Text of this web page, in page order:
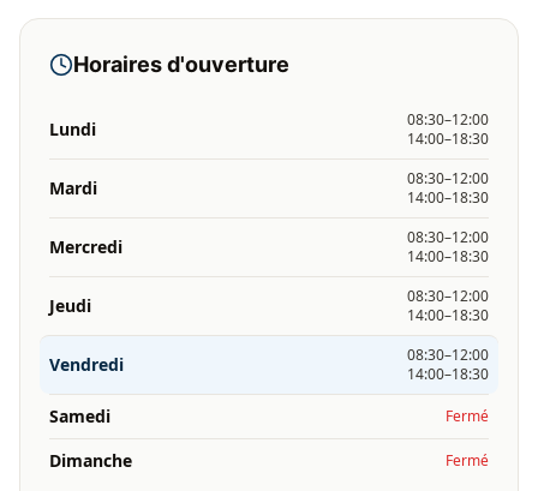
Horaires d'ouverture
Lundi
08:30–12:00
14:00–18:30
Mardi
08:30–12:00
14:00–18:30
Mercredi
08:30–12:00
14:00–18:30
Jeudi
08:30–12:00
14:00–18:30
Vendredi
08:30–12:00
14:00–18:30
Samedi Fermé
Dimanche Fermé